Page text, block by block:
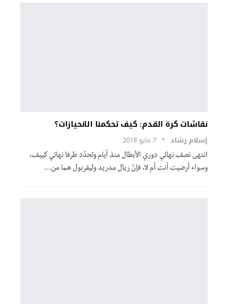
نقاشات كرة القدم: كيف تحكمنا الانحيازات؟
إسلام رشاد 7 مايو 2018
انتهى نصف نهائي دوري الأبطال منذ أيام وتحدّد طرفا نهائي كييف،
وسواء أرضيت أنت أم لا، فإنّ ريال مدريد وليفربول هما من…